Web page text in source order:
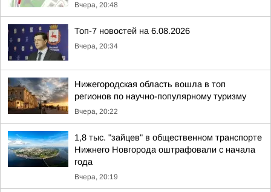
Вчера, 20:48
Топ-7 новостей на 6.08.2026
Вчера, 20:34
Нижегородская область вошла в топ
регионов по научно-популярному туризму
Вчера, 20:22
1,8 тыс. "зайцев" в общественном транспорте
Нижнего Новгорода оштрафовали с начала
года
Вчера, 20:19